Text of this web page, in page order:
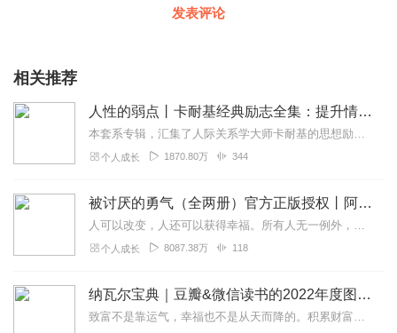
发表评论
相关推荐
人性的弱点丨卡耐基经典励志全集：提升情商和沟通技巧
本套系专辑，汇集了人际关系学大师卡耐基的思想励志精华，收录《人性的弱点》《人性的优点》《语言的突破》《美好的人生》《快乐的人生》等所有经典！是卡耐基的经典合辑，...
个人成长 1870.80万 344
被讨厌的勇气（全两册）官方正版授权丨阿德勒心理学畅销经典｜幸福的勇气
人可以改变，人还可以获得幸福。所有人无一例外，都能如此。——阿德勒心理学一名深陷自卑、无能与不幸福的青年，听到了一名哲人主张的“世界无比单纯，人人都能幸福”便来...
个人成长 8087.38万 118
纳瓦尔宝典｜豆瓣&微信读书的2022年度图书|从白手起家到财务自由
致富不是靠运气，幸福也不是从天而降的。积累财富和幸福生活是我们可以学习的技能。这本书收集整理了硅谷投资人纳瓦尔在过去十年里通过推特、播客和采访等方式分享的人生智...